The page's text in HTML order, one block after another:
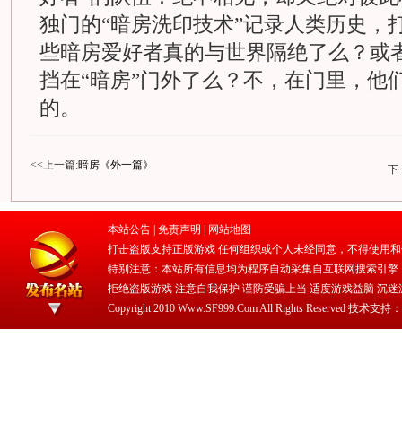
独门的“暗房洗印技术”记录人类历史，
些暗房爱好者真的与世界隔绝了么？或
挡在“暗房”门外了么？不，在门里，他
的。
<<上一篇:暗房《外一篇》 下
本站公告 | 免责声明
网站地图
打击盗版支持正版游戏 任何组织或个人未经同意，不得使用
特别注意：本站所有信息均为程序自动采集自互联网搜索引
拒绝盗版游戏 注意自我保护 谨防受骗上当 适度游戏益脑 沉
Copyright 2010 Www.SF999.Com All Rights Reserved 技术支持：